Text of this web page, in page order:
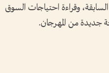
وقراءة احتياجات السوق
جديدة من المهرجان.